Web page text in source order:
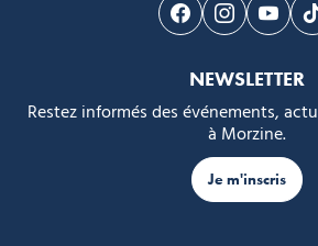
Suivez-nous sur
Suivez-
NEWSLETTER
Restez informés des événements,
à Morzine.
Je m'inscris